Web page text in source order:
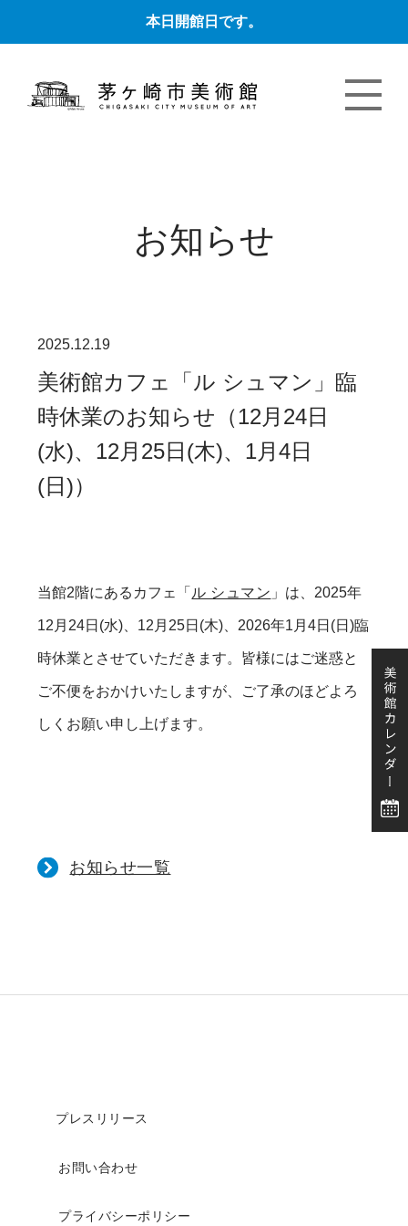
本日開館日です。
お知らせ
2025.12.19
美術館カフェ「ル シュマン」臨
時休業のお知らせ（12月24日
(水)、12月25日(木)、1月4日
(日)）
当館2階にあるカフェ「 ル シュマン 」は、2025年
12月24日(水)、12月25日(木)、2026年1月4日(日)臨
時休業とさせていただきます。皆様にはご迷惑と
ご不便をおかけいたしますが、ご了承のほどよろ
しくお願い申し上げます。
お知らせ一覧
プレスリリース
お問い合わせ
プライバシーポリシー